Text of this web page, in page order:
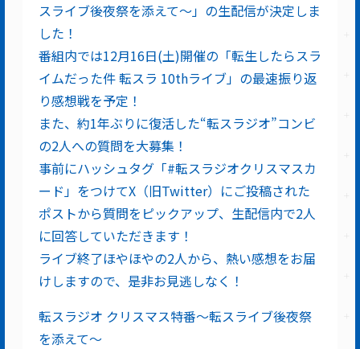
スライブ後夜祭を添えて～」の生配信が決定しま
した！
番組内では12月16日(土)開催の「転生したらスラ
イムだった件 転スラ 10thライブ」の最速振り返
り感想戦を予定！
また、約1年ぶりに復活した“転スラジオ”コンビ
の2人への質問を大募集！
事前にハッシュタグ「#転スラジオクリスマスカ
ード」をつけてX（旧Twitter）にご投稿された
ポストから質問をピックアップ、生配信内で2人
に回答していただきます！
ライブ終了ほやほやの2人から、熱い感想をお届
けしますので、是非お見逃しなく！
転スラジオ クリスマス特番～転スライブ後夜祭
を添えて～